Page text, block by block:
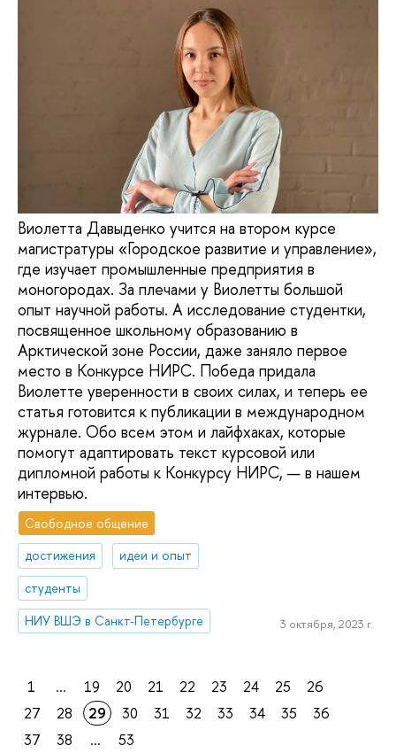
Виолетта Давыденко учится на втором курсе
магистратуры «Городское развитие и управление»,
где изучает промышленные предприятия в
моногородах. За плечами у Виолетты большой
опыт научной работы. А исследование студентки,
посвященное школьному образованию в
Арктической зоне России, даже заняло первое
место в Конкурсе НИРС. Победа придала
Виолетте уверенности в своих силах, и теперь ее
статья готовится к публикации в международном
журнале. Обо всем этом и лайфхаках, которые
помогут адаптировать текст курсовой или
дипломной работы к Конкурсу НИРС, — в нашем
интервью.
Свободное общение
достижения
идеи и опыт
студенты
НИУ ВШЭ в Санкт-Петербурге
3 октября, 2023 г.
1 ... 19 20 21 22 23 24 25
26
27
28 29 30 31 32 33 34 35
36
37
38 ... 53